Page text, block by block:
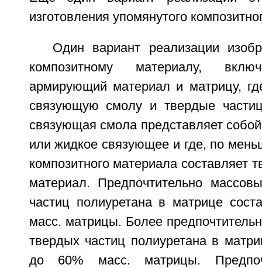
изготовления упомянутого
Один вариант реализации
композитному материалу,
армирующий материал и матрицу,
связующую смолу и твердые
связующая смола представляет
или жидкое связующее и где, по
композитного материала
материал. Предпочтительно
частиц полиуретана в матрице
масс. матрицы. Более
твердых частиц полиуретана в
до 60% масс. матрицы.